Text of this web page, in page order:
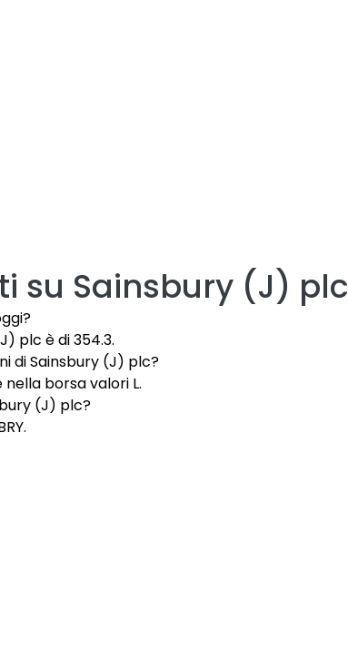
su Sainsbury (J) plc
plc è di 354.3.
di Sainsbury (J) plc?
borsa valori L.
(J) plc?